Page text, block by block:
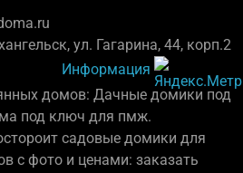
ул. Гагарина, 44, корп.2
Информация
домов: Дачные домики под
под ключ для пмж.
садовые домики для
с фото и ценами: заказать